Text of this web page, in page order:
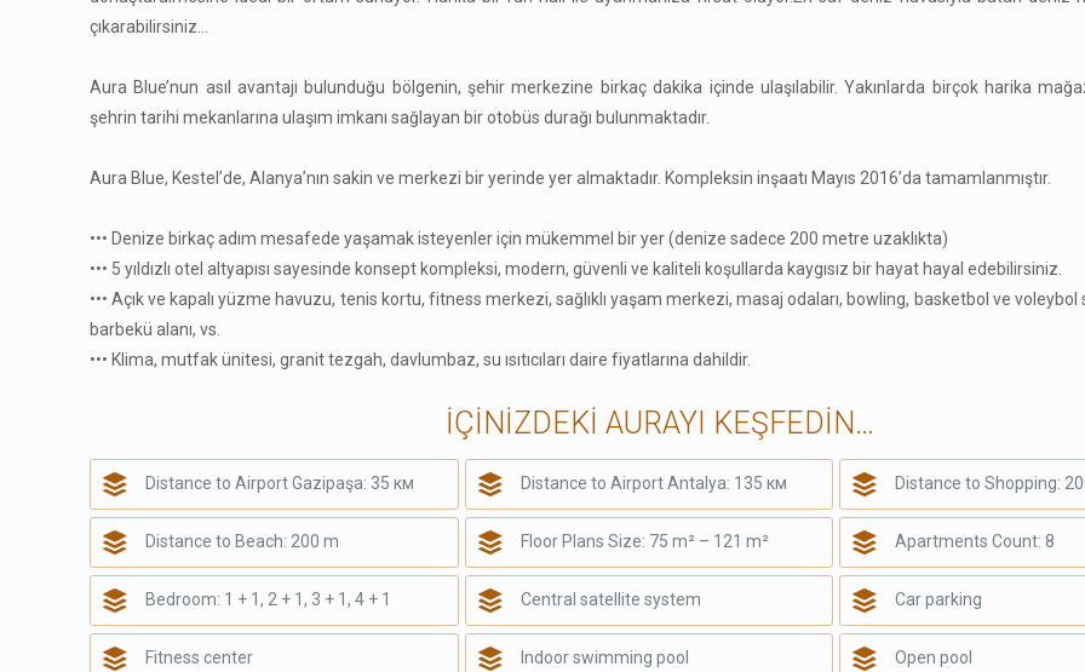
çıkarabilirsiniz…
Aura Blue’nun asıl avantajı bulunduğu bölgenin, şehir merkezine birkaç dakika içinde ulaşılabilir. Yakınlarda birçok harika
şehrin tarihi mekanlarına ulaşım imkanı sağlayan bir otobüs durağı bulunmaktadır.
Aura Blue, Kestel’de, Alanya’nın sakin ve merkezi bir yerinde yer almaktadır. Kompleksin inşaatı Mayıs 2016’da tamamlanmıştır.
••• Denize birkaç adım mesafede yaşamak isteyenler için mükemmel bir yer (denize sadece 200 metre uzaklıkta)
••• 5 yıldızlı otel altyapısı sayesinde konsept kompleksi, modern, güvenli ve kaliteli koşullarda kaygısız bir hayat hayal edebilirsiniz.
••• Açık ve kapalı yüzme havuzu, tenis kortu, fitness merkezi, sağlıklı yaşam merkezi, masaj odaları, bowling, basketbol ve voleybol
barbekü alanı, vs.
••• Klima, mutfak ünitesi, granit tezgah, davlumbaz, su ısıtıcıları daire fiyatlarına dahildir.
İÇİNİZDEKİ AURAYI KEŞFEDİN…
Distance to Airport Gazipaşa: 35 км Distance to Airport Antalya: 135 км Distance to Shopping:
Distance to Beach: 200 m Floor Plans Size: 75 m² – 121 m² Apartments Count: 8
Bedroom: 1 + 1, 2 + 1, 3 + 1, 4 + 1 Central satellite system Car parking
Fitness center Indoor swimming pool Open pool